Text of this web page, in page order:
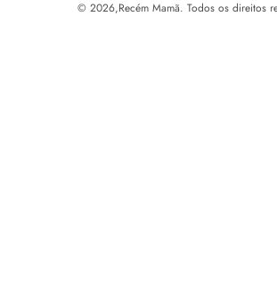
© 2026,Recém Mamã. Todos os direitos